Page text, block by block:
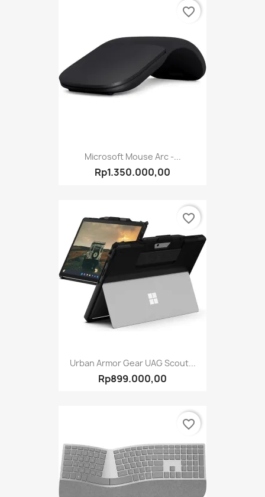
Microsoft Mouse Arc -...
Rp1.350.000,00
favorite_border
Urban Armor Gear UAG Scout...
Rp899.000,00
favorite_border
favorite_border